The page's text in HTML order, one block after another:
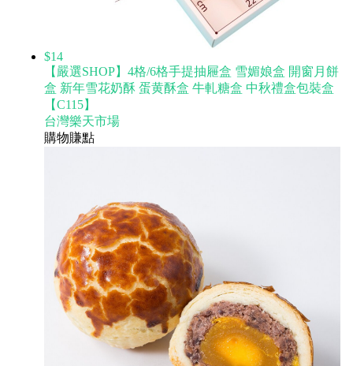
$14
【嚴選SHOP】4格/6格手提抽屜盒 雪媚娘盒 開窗月餅
盒 新年雪花奶酥 蛋黄酥盒 牛軋糖盒 中秋禮盒包裝盒
【C115】
台灣樂天市場
購物賺點